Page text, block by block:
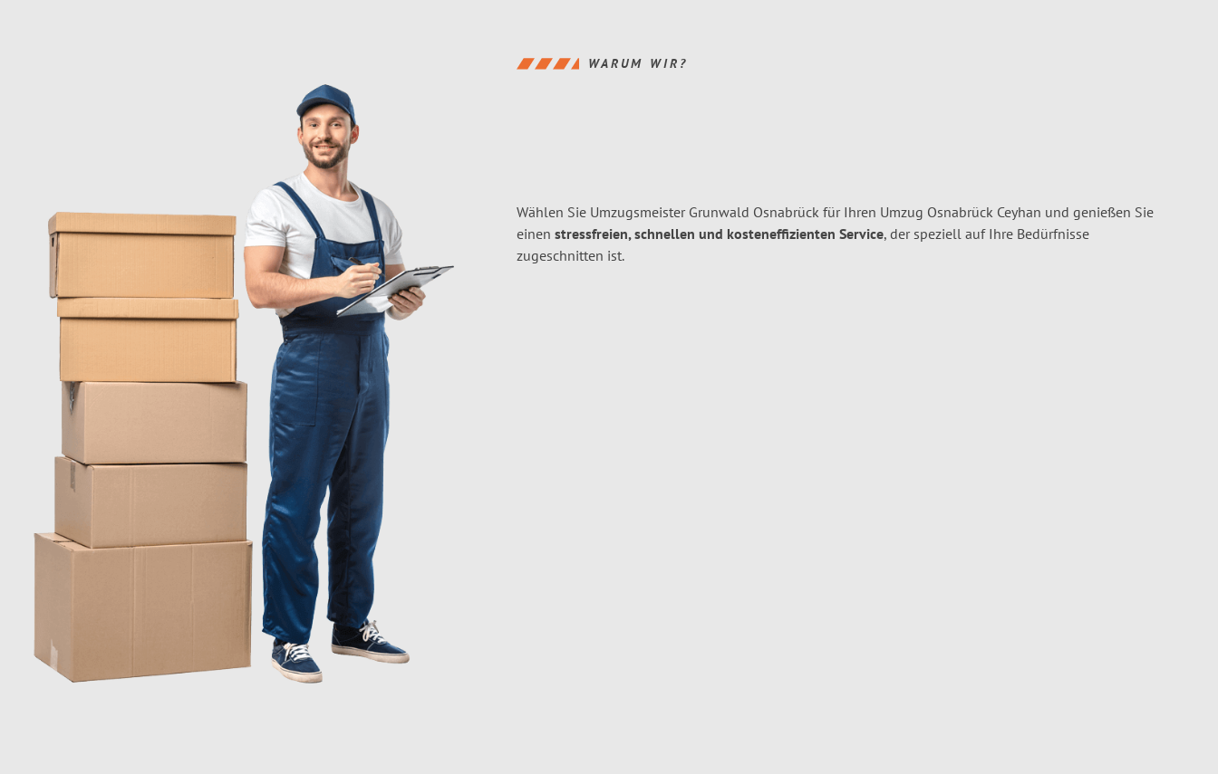
WARUM WIR?
Wählen Sie Umzugsmeister Grunwald Osnabrück für Ihren Umzug Osnabrück Ceyhan und genießen Sie
einen stressfreien, schnellen und kosteneffizienten Service, der speziell auf Ihre Bedürfnisse
zugeschnitten ist.